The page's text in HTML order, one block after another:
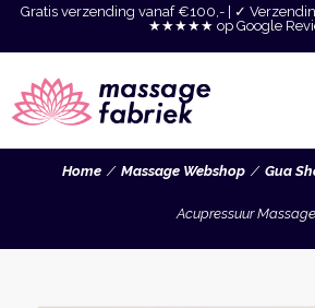
Gratis verzending vanaf €100,- | ✓
★★★★★ op Google
Home Massage Webshop Gua
Acupressuur